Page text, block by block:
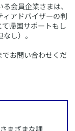
会員企業さまは、
ィアドバイザーの判
帰国サポートもし
し）。
でお問い合わせくだ
まざまな課